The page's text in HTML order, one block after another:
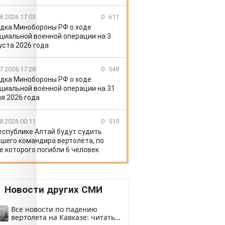
17:03 0 611
Минобороны РФ о ходе
военной операции на 3
2026 года
17:28 0 549
Минобороны РФ о ходе
военной операции на 31
2026 года
00:11 0 519
Алтай будут судить
командира вертолёта, по
которого погибли 6 человек
Новости других СМИ
Все новости по падению
вертолета на Кавказе: читать